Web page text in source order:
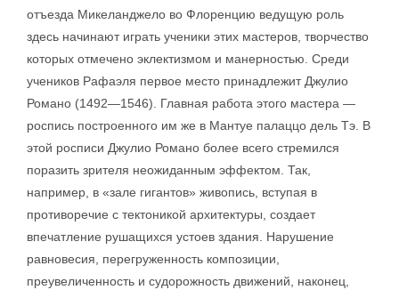
отъезда Микеланджело во Флоренцию ведущую роль
здесь начинают играть ученики этих мастеров, творчество
которых отмечено эклектизмом и манерностью. Среди
учеников Рафаэля первое место принадлежит Джулио
Романо (1492—1546). Главная работа этого мастера —
роспись построенного им же в Мантуе палаццо дель Тэ. В
этой росписи Джулио Романо более всего стремился
поразить зрителя неожиданным эффектом. Так,
например, в «зале гигантов» живопись, вступая в
противоречие с тектоникой архитектуры, создает
впечатление рушащихся устоев здания. Нарушение
равновесия, перегруженность композиции,
преувеличенность и судорожность движений, наконец,